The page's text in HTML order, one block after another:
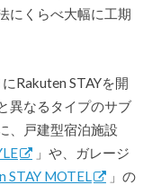
にくらべ大幅に工期
Rakuten STAYを開
異なるタイプのサブ
、戸建型宿泊施設
」や、ガレージ
STAY MOTEL
」の